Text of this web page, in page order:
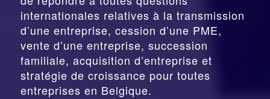
internationales relatives à la transmission
d’une entreprise, cession d’une PME,
vente d’une entreprise, succession
familiale, acquisition d’entreprise et
stratégie de croissance pour toutes
entreprises en Belgique.